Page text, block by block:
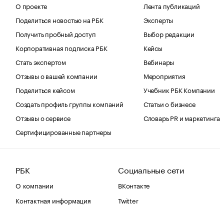
О проекте
Поделиться новостью на РБК
Получить пробный доступ
Корпоративная подписка РБК
Стать экспертом
Отзывы о вашей компании
Поделиться кейсом
Создать профиль группы компаний
Отзывы о сервисе
Сертифицированные партнеры
Лента публикаций
Эксперты
Выбор редакции
Кейсы
Вебинары
Мероприятия
Учебник РБК Компании
Статьи о бизнесе
Словарь PR и маркетинга
РБК
О компании
Контактная информация
Социальные сети
ВКонтакте
Twitter